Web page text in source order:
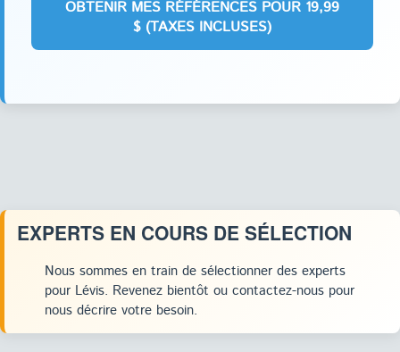
EXPERTS EN COURS DE SÉLECTION
Nous sommes en train de sélectionner des experts
pour Lévis. Revenez bientôt ou contactez-nous pour
nous décrire votre besoin.